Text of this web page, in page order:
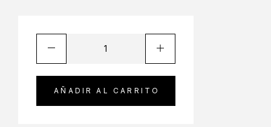
AÑADIR AL CARRITO